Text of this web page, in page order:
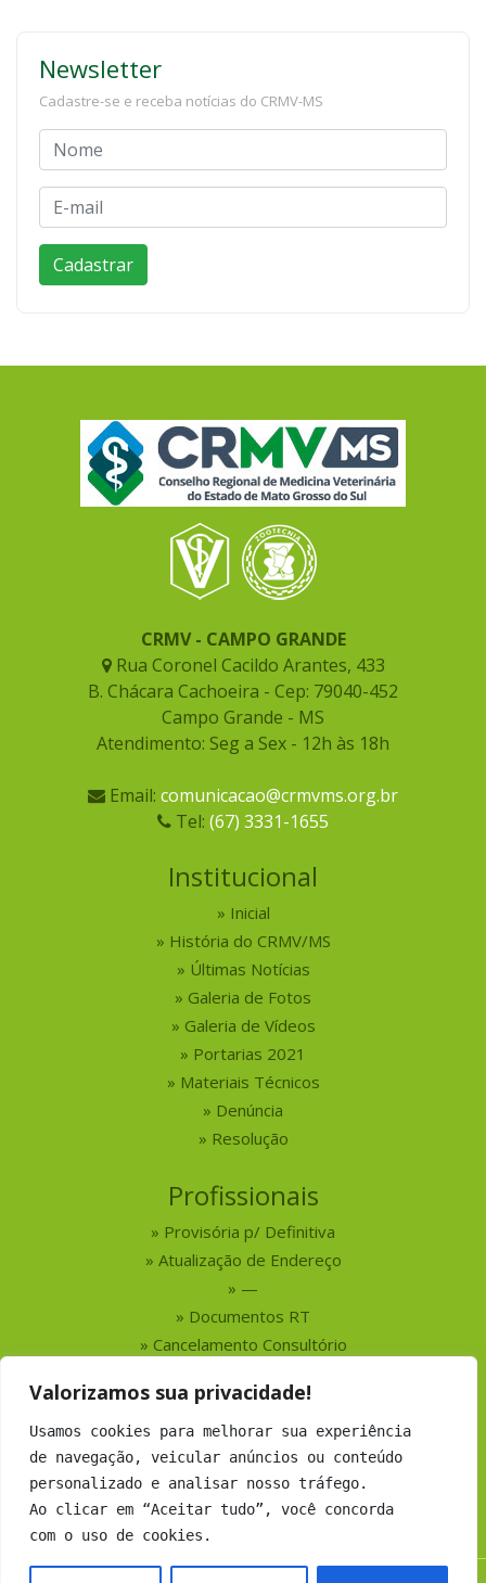
Valorizamos sua privacidade!
Usamos cookies para melhorar sua experiência
de navegação, veicular anúncios ou conteúdo
personalizado e analisar nosso tráfego.
Ao clicar em “Aceitar tudo”, você concorda
com o uso de cookies.
Newsletter
Cadastre-se e receba notícias do CRMV-MS
CRMV - CAMPO GRANDE
Rua Coronel Cacildo Arantes, 433
B. Chácara Cachoeira - Cep: 79040-452
Campo Grande - MS
Atendimento: Seg a Sex - 12h às 18h
Email: comunicacao@crmvms.org.br
Tel: (67) 3331-1655
Institucional
Inicial
História do CRMV/MS
Últimas Notícias
Galeria de Fotos
Galeria de Vídeos
Portarias 2021
Materiais Técnicos
Denúncia
Resolução
Profissionais
Provisória p/ Definitiva
Atualização de Endereço
—
Documentos RT
Cancelamento Consultório
Serviços
Busca por Profissionais
Busca por Empresas
Números do CRMV-MS